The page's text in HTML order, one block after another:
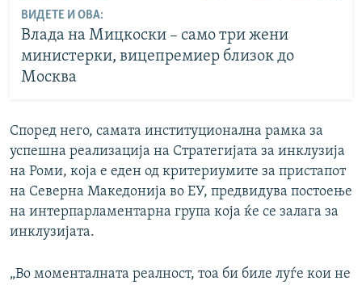
ВИДЕТЕ И ОВА:
Влада на Мицкоски – само три жени
министерки, вицепремиер близок до
Москва
Според него, самата институционална рамка за
успешна реализација на Стратегијата за инклузија
на Роми, која е еден од критериумите за пристапот
на Северна Македонија во ЕУ, предвидува постоење
на интерпарламентарна група која ќе се залага за
инклузијата.
„Во моменталната реалност, тоа би биле луѓе кои не